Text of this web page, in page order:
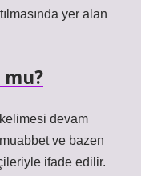
yer alan
mu?
devam
ve bazen
ifade edilir.